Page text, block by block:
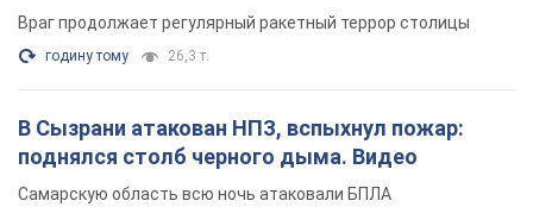
Враг продолжает регулярный ракетный террор столицы
годину тому 26,3 т.
В Сызрани атакован НПЗ, вспыхнул пожар:
поднялся столб черного дыма. Видео
Самарскую область всю ночь атаковали БПЛА